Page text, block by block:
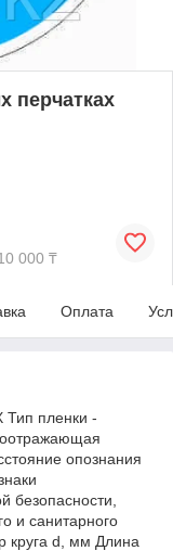
перчатках
000 ₸
Оплата
Тип пленки -
опознания
безопасности,
и санитарного
круга d, мм Длина